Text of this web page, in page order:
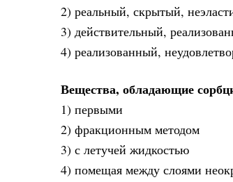
2) реальный, скрытый,
3) действительный,
4) реализованный,
Вещества, обладающие
1) первыми
2) фракционным методом
3) с летучей жидкостью
4) помещая между слоями